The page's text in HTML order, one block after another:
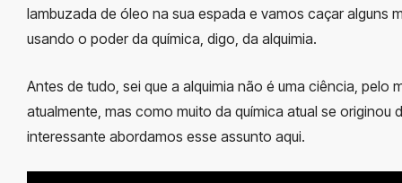
lambuzada de óleo na sua espada e vamos caçar alguns
usando o poder da química, digo, da alquimia.
Antes de tudo, sei que a alquimia não é uma ciência, pelo
atualmente, mas como muito da química atual se originou
interessante abordamos esse assunto aqui.